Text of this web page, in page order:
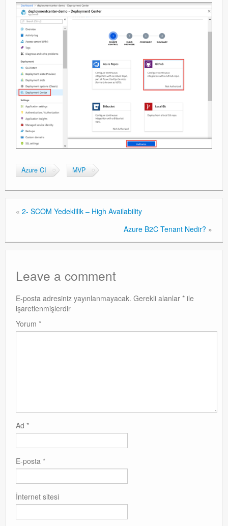
PHP & MySQL
PHP & MySQL
Exchange
Exchange
Azure CI MVP
« 2- SCOM Yedeklilik – High Availability
Azure B2C Tenant Nedir? »
Leave a comment
E-posta adresiniz yayınlanmayacak. Gerekli alanlar * ile
işaretlenmişlerdir
Yorum *
Ad *
E-posta *
İnternet sitesi